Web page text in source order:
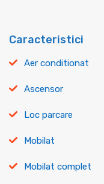
Caracteristici
Aer conditionat
Ascensor
Loc parcare
Mobilat
Mobilat complet